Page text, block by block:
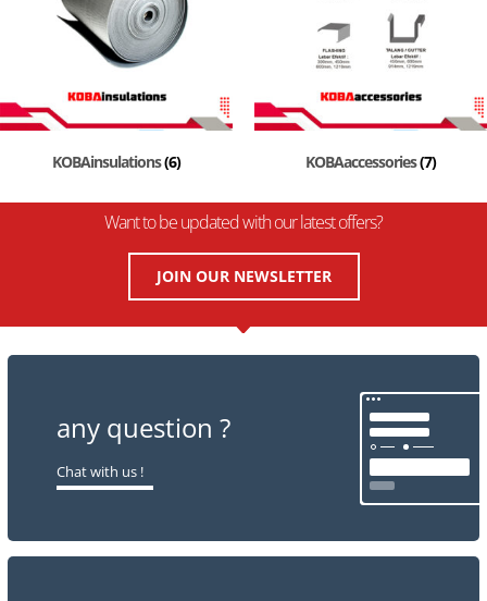
KOBAinsulations(6) KOBAaccessories(7)
Want to be updated with our latest offers?
JOIN OUR NEWSLETTER
any question ?
Chat with us !